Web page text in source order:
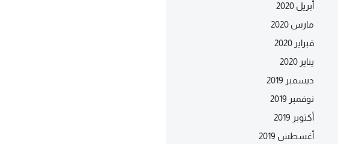
أبريل 2020
مارس 2020
فبراير 2020
يناير 2020
ديسمبر 2019
نوفمبر 2019
أكتوبر 2019
أغسطس 2019